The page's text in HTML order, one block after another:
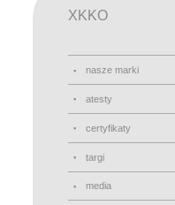
XKKO
nasze marki
atesty
certyfikaty
targi
media